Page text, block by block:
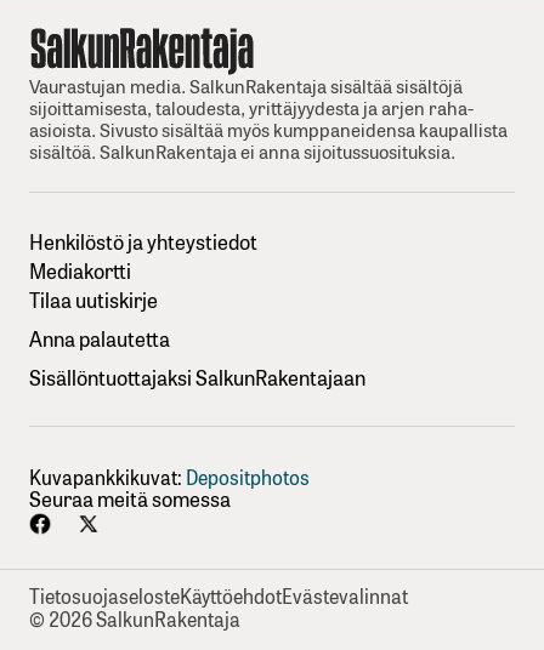
Vaurastujan media. SalkunRakentaja sisältää sisältöjä
sijoittamisesta, taloudesta, yrittäjyydesta ja arjen raha-
asioista. Sivusto sisältää myös kumppaneidensa kaupallista
sisältöä. SalkunRakentaja ei anna sijoitussuosituksia.
Henkilöstö ja yhteystiedot
Mediakortti
Tilaa uutiskirje
Anna palautetta
Sisällöntuottajaksi SalkunRakentajaan
Kuvapankkikuvat: Depositphotos
Seuraa meitä somessa
TietosuojaselosteKäyttöehdotEvästevalinnat
© 2026 SalkunRakentaja